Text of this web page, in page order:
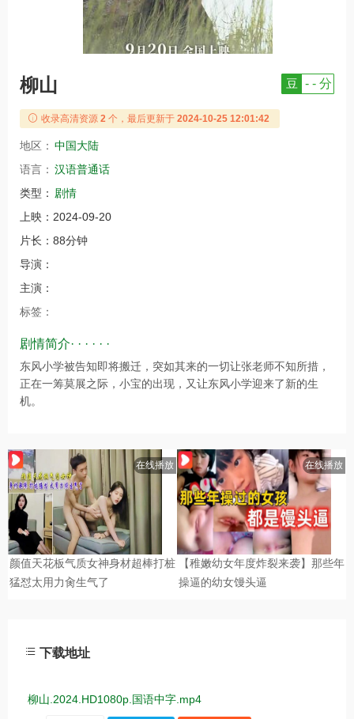
柳山 豆 - - 分
收录高清资源 2 个，最后更新于 2024-10-25 12:01:42
地区： 中国大陆
语言： 汉语普通话
类型： 剧情
上映： 2024-09-20
片长： 88分钟
导演：
主演：
标签：
剧情简介· · · · · ·
东风小学被告知即将搬迁，突如其来的一切让张老师不知所措，
正在一筹莫展之际，小宝的出现，又让东风小学迎来了新的生
机。
下载地址
柳山.2024.HD1080p.国语中字.mp4